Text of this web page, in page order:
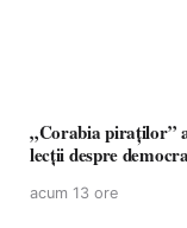
„Corabia piraților”
lecții despre
acum 13 ore